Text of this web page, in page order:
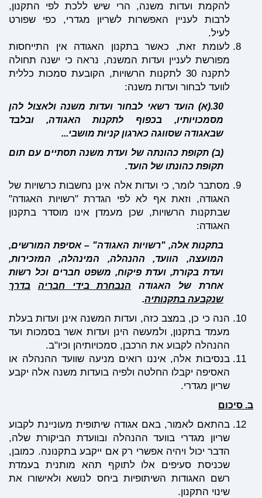
להקמת ועדות משנה, הרי שיש ללכת לפי התקנון,
לרבות לעניין האפשרות לשריון מגדרי, כפי שפורט
לעומת זאת, כאשר בתקנון האגודה אין התייחסות
מפורשת לעניין ועדות המשנה, נראה כי ישנה תחולה
לתקנה 30 לתקנות הרשויות, הקובעת סמכות כללית
לוועד לבחור ועדות משנה:
(א) הועד רשאי לבחור ועדות משנה ולאצול להן
מסמכויותיו, בכפוף לתקנות האגודה, ובלבד
שבאגודה שסווגה כארגון קניות מושבי...
(ב) תקופת כהונתה של ועדת משנה תסתיים עם תום
תקופת כהונתו של הועד.
מסתבר לומר, כי ועדות אלה אינן נחשבות כרשויות של
האגודה, וזאת אף לא לפי הגדרת "רשויות האגודה"
שבתקנות הרשויות, שכן מעמדן אינו מוסדר בתקנון
האגודה:
בתקנות אלה, "רשויות האגודה" – אסיפת המורשים,
המועצה, הוועד, ההנהלה, המינהלה, המזכירות,
ועדת בקורת, ועדת פיקוח, משפט חברים וכל רשות
אחרת של האגודההנבחרת בידי חבריה
בדרך
שנקבעה בתקנותיה.
הנה כי כן, במצב כזה, ועדות המשנה אינן ועדות בעלת
מעמד בתקנון, ולמעשה הינן ועדות אשר בסמכות ועד
ההנהלה לקבוע את הרכבן, סמכויותיהן וכיו"ב.
בנסיבות אלה, איננו רואים מניעה שוועד ההנהלה או
האסיפה יקבלו החלטה ולפיה בועדות משנה אלה יקבע
שריון מגדרי.
בהתאם לאמור, באם אגודה שיתופית מעוניינת לקבוע
שריון מגדרי בוועד ההנהלה ובוועדת הביקורת שלה,
הדבר יכול ויהיה אפשרי רק אם ייקבע בתקנונה. כמובן,
שכניסת סעיפים אלו לתוקף תהא מותנית בעמדת
רשם האגודות השיתופיות ביחס לנושא ולאישורו את
שינוי התקנון.